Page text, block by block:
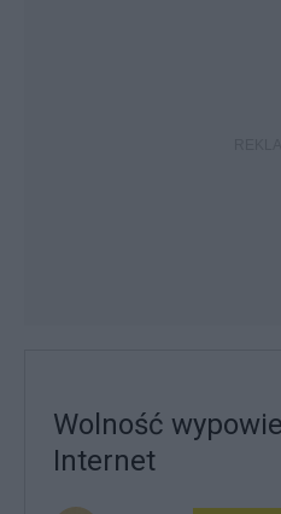
Wolność
Internet